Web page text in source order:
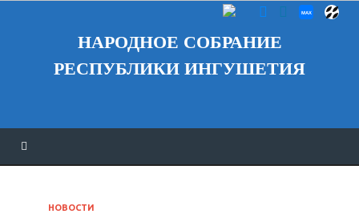
НАРОДНОЕ СОБРАНИЕ
РЕСПУБЛИКИ ИНГУШЕТИЯ
НОВОСТИ